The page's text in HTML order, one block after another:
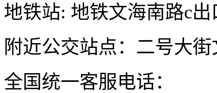
地铁站: 地铁文海南路c出
附近公交站点：二号大
全国统一客服电话：